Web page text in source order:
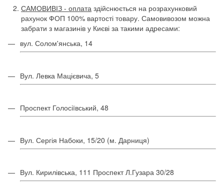
САМОВИВІЗ - оплата здійснюється на розрахунковий
рахунок ФОП 100% вартості товару. Самовивозом можна
забрати з магазинів у Києві за такими адресами:
вул. Солом'янська, 14
Вул. Левка Мацієвича, 5
Проспект Голосіївський, 48
Вул. Сергія Набоки, 15/20 (м. Дарниця)
Вул. Кирилівська, 111 Проспект Л.Гузара 30/28